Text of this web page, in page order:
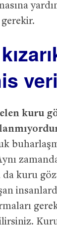
kuru
kuru